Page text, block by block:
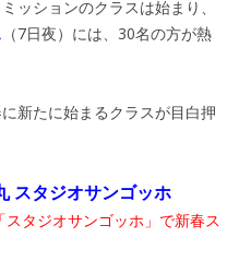
ッションのクラスは始まり、
（7日夜）には、30名の方が熱
新たに始まるクラスが目白押
スタジオサンゴッホ
タジオサンゴッホ」で新春ス